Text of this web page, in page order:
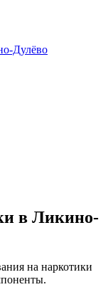
Дулёво
в Ликино-
на наркотики